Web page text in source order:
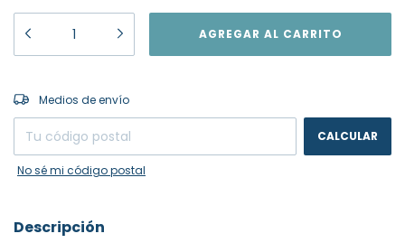
Entregas para el CP:
Medios de envío
CALCULAR
No sé mi código postal
Descripción